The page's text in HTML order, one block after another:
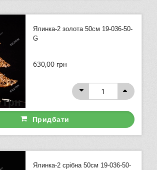
Ялинка-2 золота 50см 19-036-50-
G
630,00 грн
грн
Придбати
Ялинка-2 срібна 50см 19-036-50-